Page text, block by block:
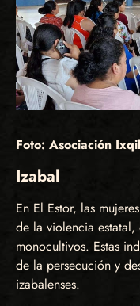
Foto: Asociación
Izabal
En El Estor, las
de la violencia
monocultivos. Estas
de la persecución y
izabalenses.